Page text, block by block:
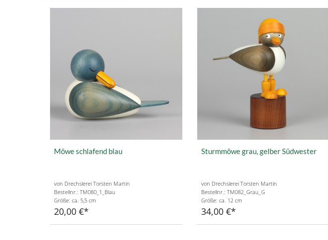
Möwe schlafend blau
von Drechslerei Torsten Martin
Bestellnr.: TM080_1_Blau
Größe: ca. 5,5 cm
20,00 €
Sturmmöwe grau, gelber Südwester
von Drechslerei Torsten Martin
Bestellnr.: TM082_Grau_G
Größe: ca. 12 cm
34,00 €